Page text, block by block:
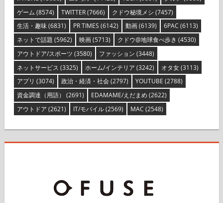
IPHONE(15086) エンタメ(14428) TECH(9801) グルメ
ゲーム (8574) TWITTER(7666) クドウ秘境メシ(7457)
生活・趣味(6831) PR TIMES(6142) 動画(6139) 6PAC (6113)
ネットで話題(5962) 映画(5713) クドウ@地球食べ歩き
アウトドア/スポーツ(3580) ファッション (3448)
ネットサービス
(3325) ホーム/インテリア (3242) オタ女(3113)
アプリ(3074) 政治・経済・社会(2797) YOUTUBE(2788)
資金調達（用語）(2691) EDAMAME/えだまめ(2622)